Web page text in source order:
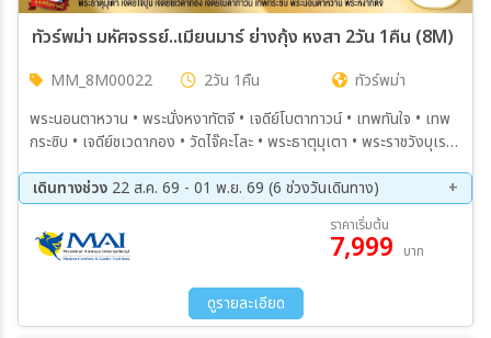
ทัวร์พม่า มหัศจรรย์..เมียนมาร์ ย่างกุ้ง หงสา 2วัน 1คืน (8M)
MM_8M00022 2วัน 1คืน
ทัวร์พม่า
พระนอนตาหวาน • พระนั่งหงาทัตจี • เจดีย์โบตาทาวน์ • เทพทันใจ • เทพ
กระซิบ • เจดีย์ชเวดากอง • วัดไจ๊คะโละ • พระธาตุมุเตา • พระราชวังบุเรง
เดินทางช่วง 22 ส.ค. 69 - 01 พ.ย. 69 (6 ช่วงวันเดินทาง)
19 ก.ย. 69 - 20 ก.ย. 69
26 ก.ย. 69 - 27 ก.ย. 69
17 ต.ค. 69 - 18 ต.ค. 69
23 ต.ค. 69 - 24 ต.ค. 69
31 ต.ค. 69 - 01 พ.ย. 69
ราคาเริ่มต้น
7,999 บาท
ดูรายละเอียด